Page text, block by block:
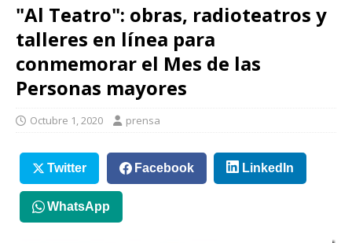
"Al Teatro": obras, radioteatros y
talleres en línea para
conmemorar el Mes de las
Personas mayores
Octubre 1, 2020 prensa
Twitter Facebook LinkedIn
WhatsApp